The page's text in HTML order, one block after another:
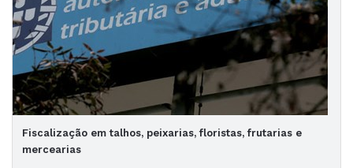
Fiscalização em talhos, peixarias, floristas, frutarias e
mercearias